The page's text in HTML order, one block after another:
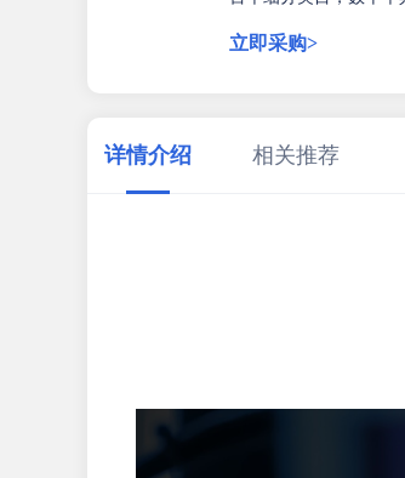
立即采购>
详情介绍 相关推荐